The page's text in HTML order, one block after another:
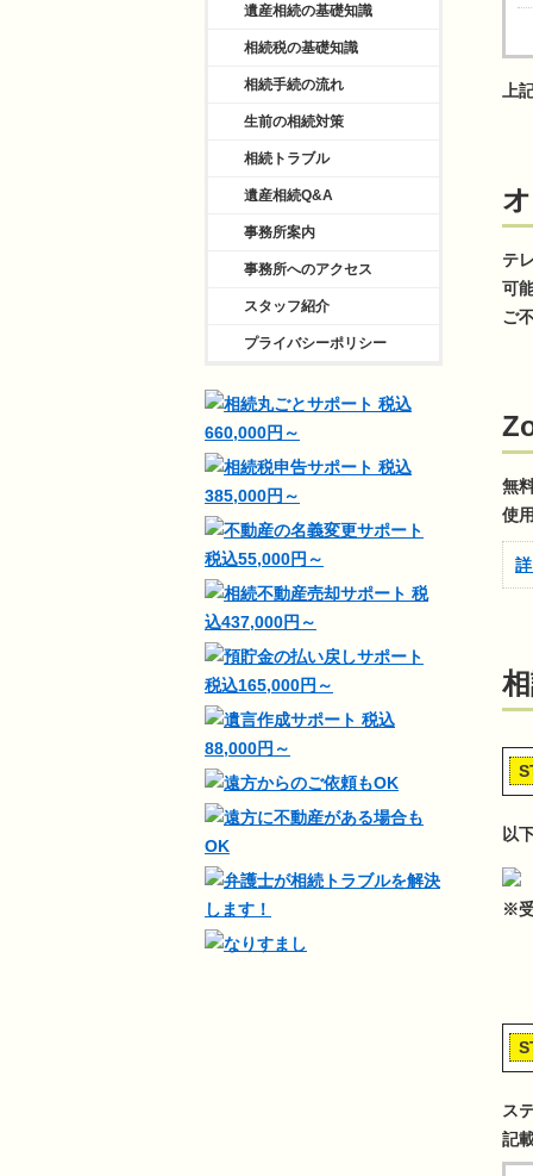
上
テ
可
ご
無
使
以
※
ス
記
遺産相続の基礎知識
相続税の基礎知識
相続手続の流れ
生前の相続対策
相続トラブル
遺産相続Q&A
事務所案内
事務所へのアクセス
スタッフ紹介
プライバシーポリシー